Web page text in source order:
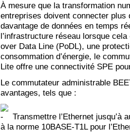
À mesure que la transformation
entreprises doivent connecter plus
davantage de données en temps
l’infrastructure réseau lorsque
over Data Line (PoDL), une
consommation d’énergie, le
Lite offre une connectivité SPE
Le commutateur administrable
avantages, tels que :
Transmettre l’Ethernet jusqu’à
à la norme 10BASE-T1L pour